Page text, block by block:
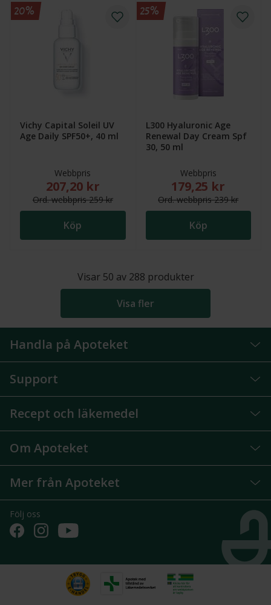
Vichy Capital Soleil UV
Age Daily SPF50+, 40 ml
Webbpris
Nytt reducerat pris: 207,20 kr. Ordinarie webbpris
207,20 kr
Ord.webbpris259 kr
Köp
20%
L300 Hyaluronic Age
Renewal Day Cream Spf
30, 50 ml
Webbpris
Nytt reducerat
179,25 kr
Ord.webbpris239 kr
Köp
25%
Visar 50 av 288 produkter
Visa fler
Handla på Apoteket
Support
Recept och läkemedel
Om Apoteket
Mer från Apoteket
Följ oss